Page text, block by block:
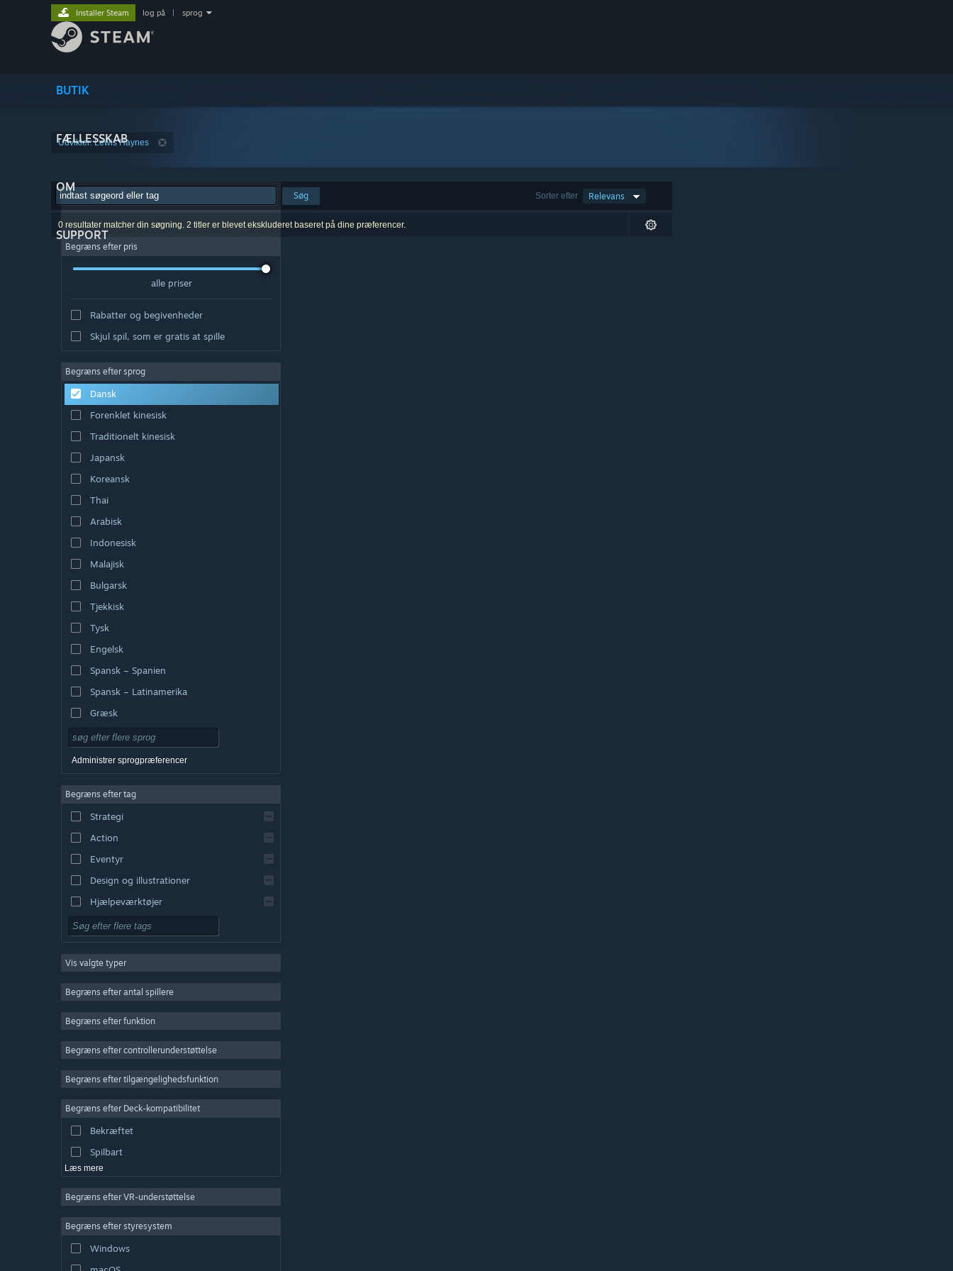
BUTIK
FÆLLESSKAB
OM
SUPPORT
Installer Steam log på sprog
Udvikler: Lewis Haynes
Sorter efter Relevans
Søg
0 resultater matcher din søgning. 2 titler er blevet ekskluderet baseret på dine præferencer.
Begræns efter pris
alle priser
Rabatter og begivenheder
Skjul spil, som er gratis at spille
Begræns efter sprog
Dansk
Forenklet kinesisk
Traditionelt kinesisk
Japansk
Koreansk
Thai
Arabisk
Indonesisk
Malajisk
Bulgarsk
Tjekkisk
Tysk
Engelsk
Spansk – Spanien
Spansk – Latinamerika
Græsk
Administrer sprogpræferencer
Begræns efter tag
Strategi
Action
Eventyr
Design og illustrationer
Hjælpeværktøjer
Gratis at spille
Massiv multiplayer
Indie
Simulation
Videoproduktion
Billedredigering
Vis valgte typer
Begræns efter antal spillere
Begræns efter funktion
Begræns efter controllerunderstøttelse
Begræns efter tilgængelighedsfunktion
Begræns efter Deck-kompatibilitet
Bekræftet
Spilbart
Læs mere
Begræns efter VR-understøttelse
Begræns efter styresystem
Windows